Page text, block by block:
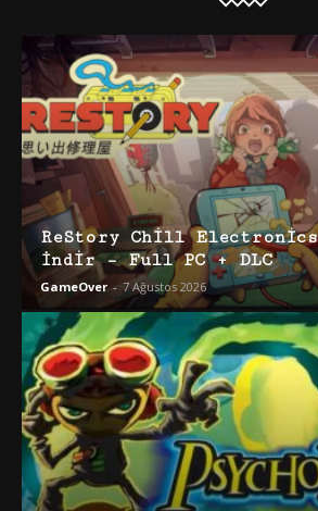
ReStory Chill
İndir – Full PC + DLC
GameOver - 7 Ağustos 2026